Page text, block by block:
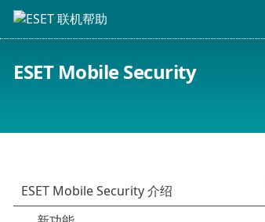
ESET Mobile Security